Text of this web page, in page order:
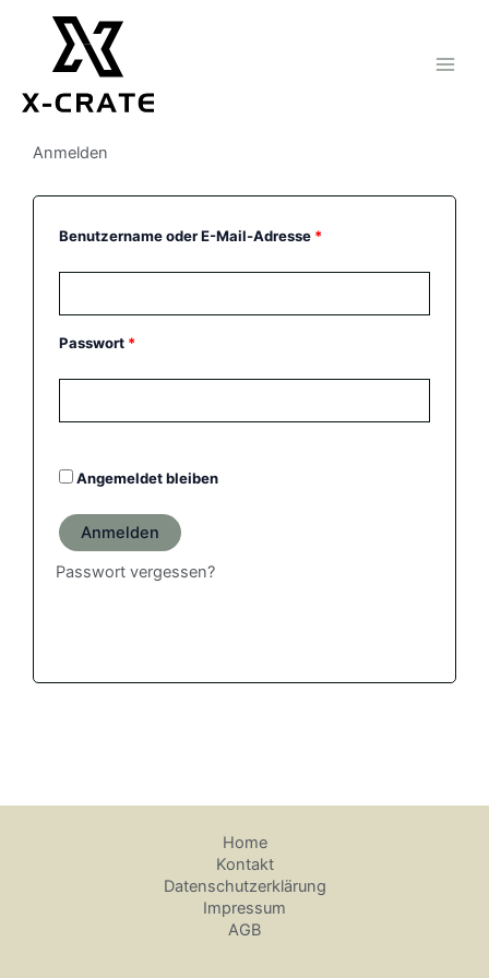
springen
Anmelden
Benutzername oder E-Mail-Adresse *
Passwort *
Angemeldet bleiben
Anmelden
Passwort vergessen?
Home
Kontakt
Datenschutzerklärung
Impressum
AGB